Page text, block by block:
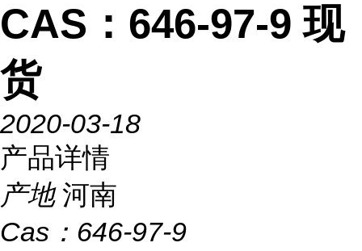
CAS：646-97-9 现
货
2020-03-18
产品详情
产地 河南
Cas： 646-97-9